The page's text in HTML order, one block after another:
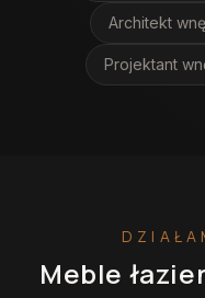
Architekt
Projektant
Meble